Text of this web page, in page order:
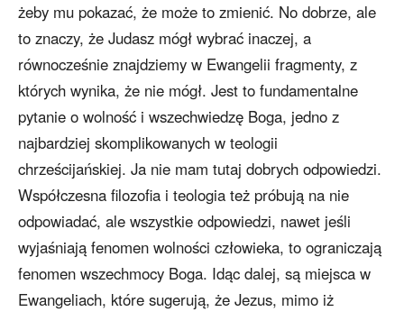
żeby mu pokazać, że może to zmienić. No dobrze, ale
to znaczy, że Judasz mógł wybrać inaczej, a
równocześnie znajdziemy w Ewangelii fragmenty, z
których wynika, że nie mógł. Jest to fundamentalne
pytanie o wolność i wszechwiedzę Boga, jedno z
najbardziej skomplikowanych w teologii
chrześcijańskiej. Ja nie mam tutaj dobrych odpowiedzi.
Współczesna filozofia i teologia też próbują na nie
odpowiadać, ale wszystkie odpowiedzi, nawet jeśli
wyjaśniają fenomen wolności człowieka, to ograniczają
fenomen wszechmocy Boga. Idąc dalej, są miejsca w
Ewangeliach, które sugerują, że Jezus, mimo iż